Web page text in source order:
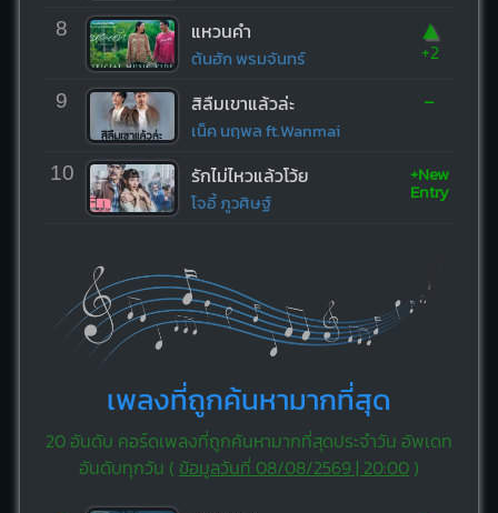
8 แหวนคำ
ต้นฮัก พรมจันทร์
▲
+2
9 สิลืมเขาแล้วล่ะ
เน็ค นฤพล ft.Wanmai
-
10 รักไม่ไหวแล้วโว้ย
โจอี้ ภูวศิษฐ์
+New
Entry
เพลงที่ถูกค้นหามากที่สุด
20 อันดับ คอร์ดเพลงที่ถูกค้นหามากที่สุดประจำวัน อัพเดท
อันดับทุกวัน ( ข้อมูลวันที่ 08/08/2569 | 20:00)